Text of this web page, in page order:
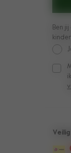
vind je
één
Ben